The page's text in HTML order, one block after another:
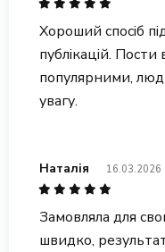
Хороший спосіб
публікацій.
популярними,
увагу.
Наталія 16.03.2026
Замовляла для
швидко,